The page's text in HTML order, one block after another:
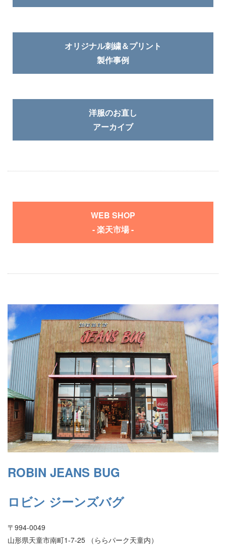
オリジナル刺繍＆プリント
製作事例
洋服のお直し
アーカイブ
WEB SHOP
- 楽天市場 -
ROBIN JEANS BUG
ロビン ジーンズバグ
〒994-0049
山形県天童市南町1-7-25 （ららパーク天童内）